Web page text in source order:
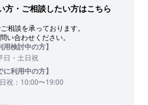
方・ご相談したい方はこちら
相談を承っております。
い合わせください。
用検討中の方】
日・土日祝
に利用中の方】
祝：10:00〜19:00